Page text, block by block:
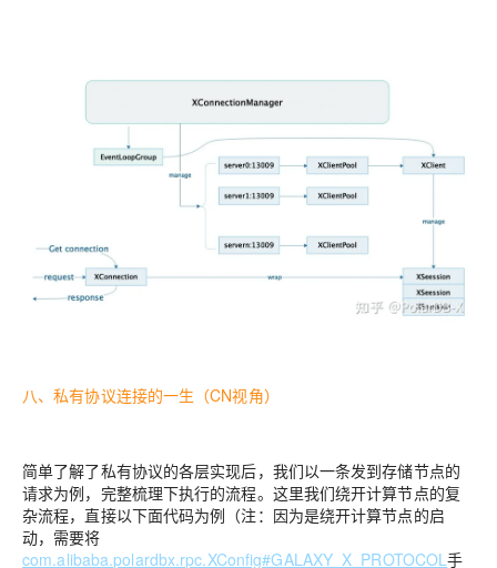
八、私有协议连接的一生（CN视角）
简单了解了私有协议的各层实现后，我们以一条发到存储节点的
请求为例，完整梳理下执行的流程。这里我们绕开计算节点的复
杂流程，直接以下面代码为例（注：因为是绕开计算节点的启
动，需要将
com.alibaba.polardbx.rpc.XConfig#GALAXY_X_PROTOCOL手